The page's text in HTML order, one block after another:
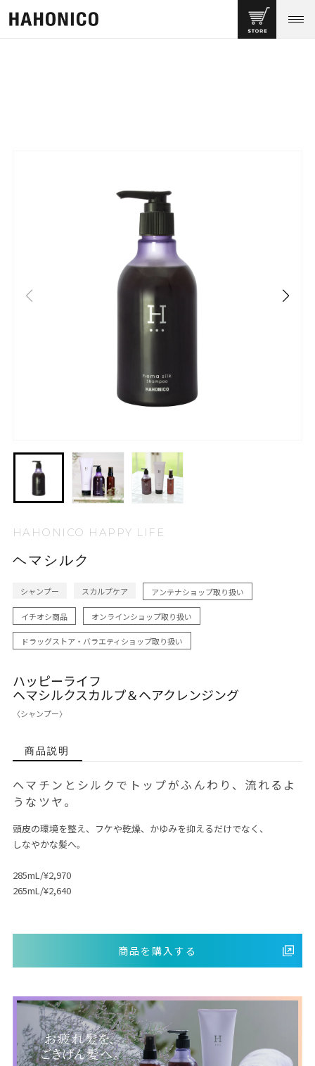
HAHONICO HAPPY LIFE
ヘマシルク
シャンプー スカルプケア アンテナショップ取り扱い
イチオシ商品 オンラインショップ取り扱い
ドラッグストア・バラエティショップ取り扱い
ハッピーライフ
ヘマシルクスカルプ＆ヘアクレンジング
〈シャンプー〉
商品説明
ヘマチンとシルクでトップがふんわり、流れるよ
うなツヤ。
頭皮の環境を整え、フケや乾燥、かゆみを抑えるだけでなく、
しなやかな髪へ。
285mL/¥2,970
265mL/¥2,640
商品を購入する